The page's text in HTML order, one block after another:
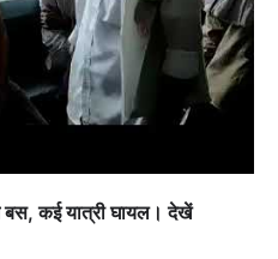
बस, कई यात्री घायल। देखें